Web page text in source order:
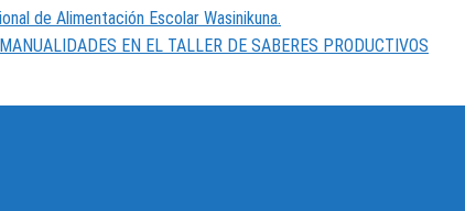
de Alimentación Escolar Wasinikuna.
EN EL TALLER DE SABERES PRODUCTIVOS